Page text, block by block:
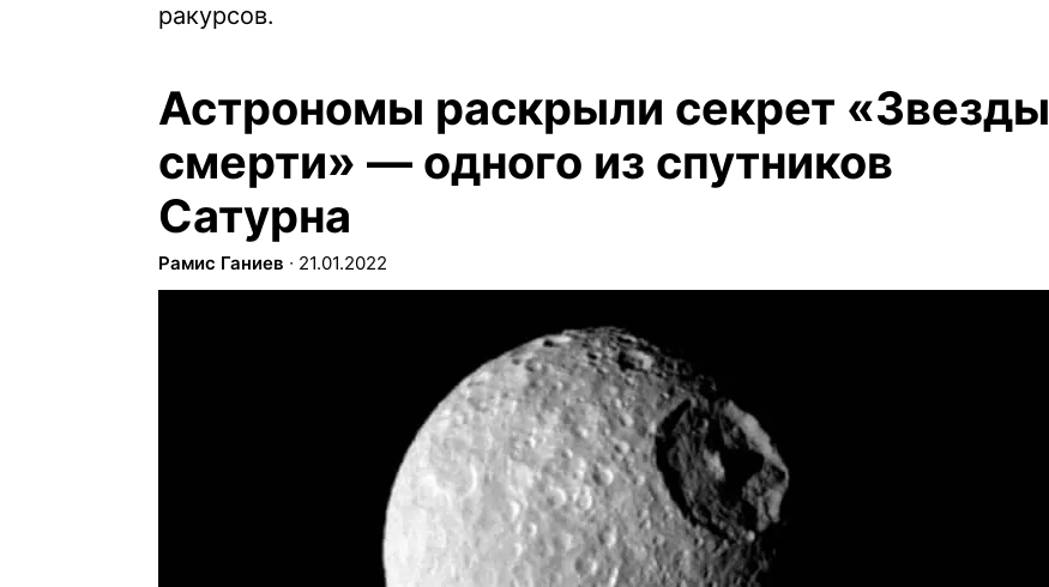
ракурсов.
Астрономы раскрыли секрет «Звезды
смерти» — одного из спутников
Сатурна
Рамис Ганиев ∙ 21.01.2022